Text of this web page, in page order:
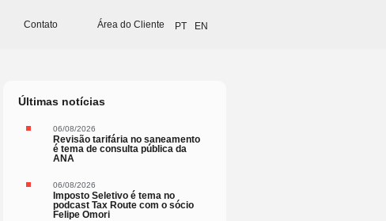
Contato Área do Cliente PT EN
Últimas notícias
06/08/2026
Revisão tarifária no saneamento
é tema de consulta pública da
ANA
06/08/2026
Imposto Seletivo é tema no
podcast Tax Route com o sócio
Felipe Omori